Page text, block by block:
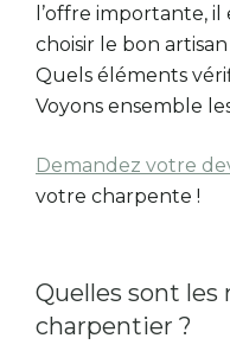
l’offre importante,
choisir le bon
Quels éléments
Voyons ensemble
Demandez votre
votre charpente !
Quelles sont les
charpentier ?